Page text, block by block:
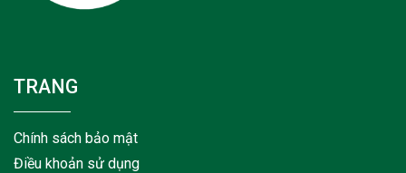
TRANG
Chính sách bảo mật
Điều khoản sử dụng